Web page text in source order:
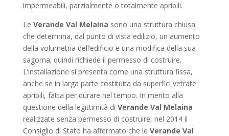
impermeabili, parzialmente o totalmente apribili.
Le Verande Val Melaina sono una struttura chiusa
che determina, dal punto di vista edilizio, un aumento
della volumetria dell’edificio e una modifica della sua
sagoma; quindi richiede il permesso di costruire.
L’installazione si presenta come una struttura fissa,
anche se in larga parte costituita da superfici vetrate
apribili, fatta per durare nel tempo. In merito alla
questione della legittimità di Verande Val Melaina
realizzate senza permesso di costruire, nel 2014 il
Consiglio di Stato ha affermato che le Verande Val